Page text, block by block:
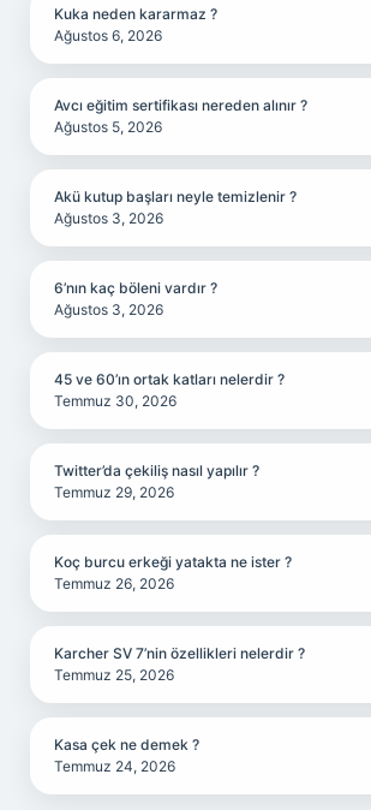
Kuka neden kararmaz ?
Ağustos 6, 2026
Avcı eğitim sertifikası nereden alınır ?
Ağustos 5, 2026
Akü kutup başları neyle temizlenir ?
Ağustos 3, 2026
6’nın kaç böleni vardır ?
Ağustos 3, 2026
45 ve 60’ın ortak katları nelerdir ?
Temmuz 30, 2026
Twitter’da çekiliş nasıl yapılır ?
Temmuz 29, 2026
Koç burcu erkeği yatakta ne ister ?
Temmuz 26, 2026
Karcher SV 7’nin özellikleri nelerdir ?
Temmuz 25, 2026
Kasa çek ne demek ?
Temmuz 24, 2026